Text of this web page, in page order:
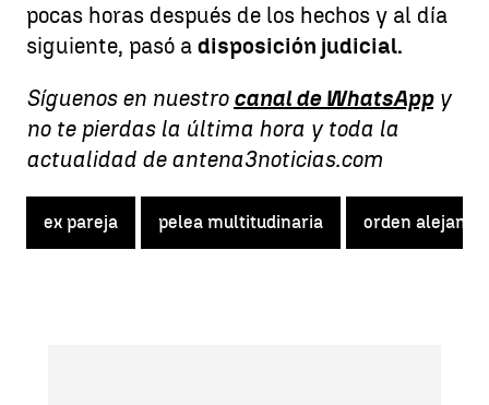
pocas horas después de los hechos y al día
siguiente, pasó a disposición judicial.
Síguenos en nuestro canal de WhatsAppy
no te pierdas la última hora y toda la
actualidad de antena3noticias.com
ex pareja pelea multitudinaria orden